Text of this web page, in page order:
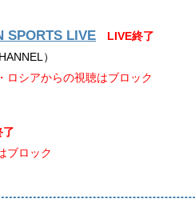
SPORTS LIVE
LIVE終了
）
ロシアからの視聴はブロック
了
ブロック